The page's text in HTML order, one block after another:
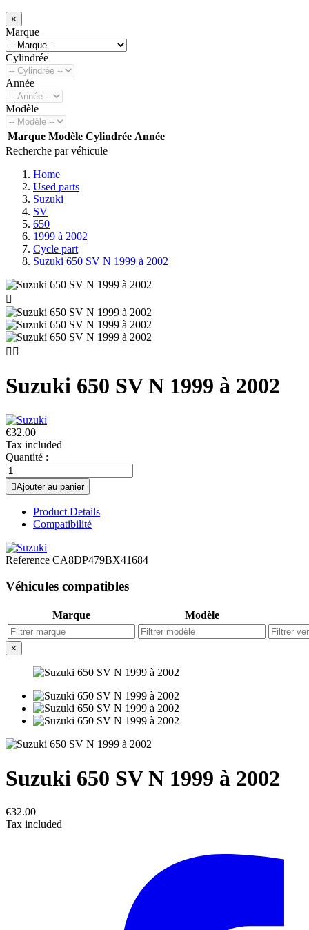
×
Marque
Cylindrée
Année
Modèle
Marque Modèle Cylindrée Année
Recherche par véhicule
Home
Used parts
Suzuki
SV
650
1999 à 2002
Cycle part
Suzuki 650 SV N 1999 à 2002

 
Suzuki 650 SV N 1999 à 2002
€32.00
Tax included
Quantité :
Ajouter au panier
Product Details
Compatibilité
Reference CA8DP479BX41684
Véhicules compatibles
Marque Modèle
×
Suzuki 650 SV N 1999 à 2002
€32.00
Tax included